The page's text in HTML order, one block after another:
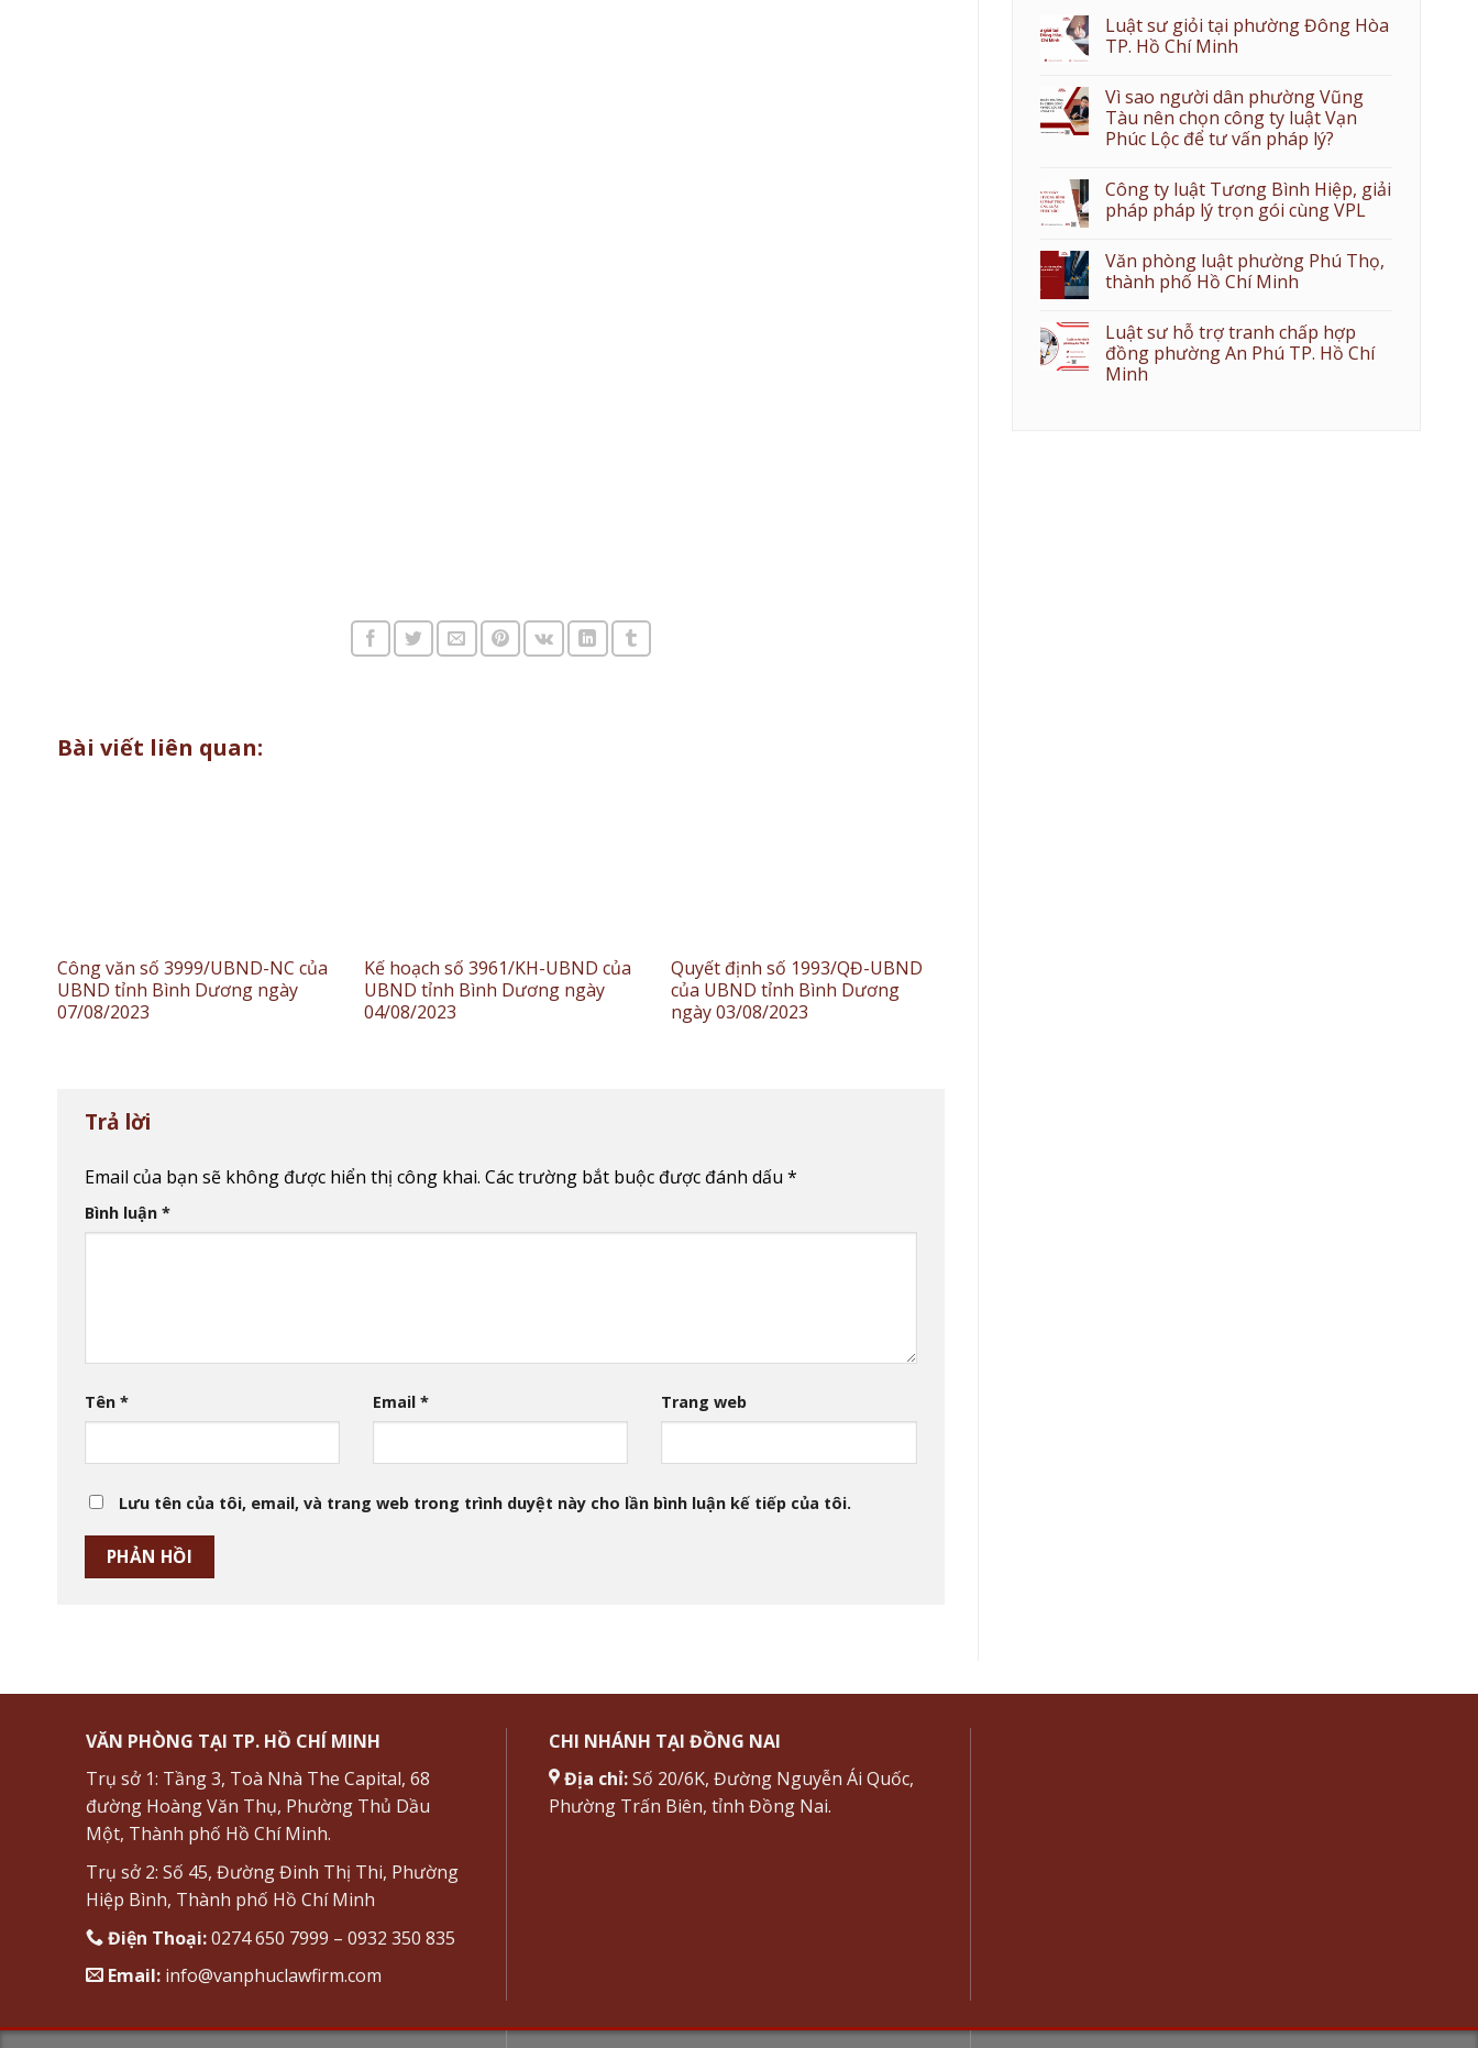
Bài viết liên quan:
Công văn số 3999/UBND-NC của
UBND tỉnh Bình Dương ngày
07/08/2023
Kế hoạch số 3961/KH-UBND của
UBND tỉnh Bình Dương ngày
04/08/2023
Quyết định số 1993/QĐ-UBND
của UBND tỉnh Bình Dương
ngày 03/08/2023
Trả lời
Email của bạn sẽ không được hiển thị công khai. Các trường bắt buộc được đánh dấu *
Bình luận *
Tên * Email* Trang web
Lưu tên của tôi, email, và trang web trong trình duyệt này cho lần bình luận kế tiếp của tôi.
Luật sư giỏi tại phường Đông Hòa
TP. Hồ Chí Minh
Vì sao người dân phường Vũng
Tàu nên chọn công ty luật Vạn
Phúc Lộc để tư vấn pháp lý?
Công ty luật Tương Bình Hiệp, giải
pháp pháp lý trọn gói cùng VPL
Văn phòng luật phường Phú Thọ,
thành phố Hồ Chí Minh
Luật sư hỗ trợ tranh chấp hợp
đồng phường An Phú TP. Hồ Chí
Minh
VĂN PHÒNG TẠI TP. HỒ CHÍ MINH
Trụ sở 1: Tầng 3, Toà Nhà The Capital, 68
đường Hoàng Văn Thụ, Phường Thủ Dầu
Một, Thành phố Hồ Chí Minh.
Trụ sở 2: Số 45, Đường Đinh Thị Thi, Phường
Hiệp Bình, Thành phố Hồ Chí Minh
Điện Thoại:0274 650 7999 – 0932 350 835
Email: info@vanphuclawfirm.com
CHI NHÁNH TẠI ĐỒNG NAI
Địa chỉ:Số 20/6K, Đường Nguyễn Ái Quốc,
Phường Trấn Biên, tỉnh Đồng Nai.